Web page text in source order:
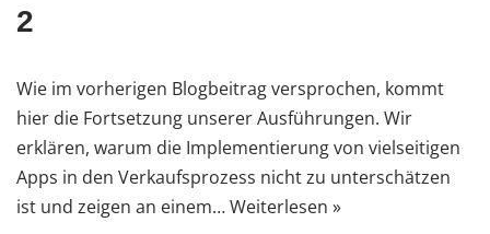
2
Wie im vorherigen Blogbeitrag versprochen, kommt
hier die Fortsetzung unserer Ausführungen. Wir
erklären, warum die Implementierung von vielseitigen
Apps in den Verkaufsprozess nicht zu unterschätzen
ist und zeigen an einem…Weiterlesen »